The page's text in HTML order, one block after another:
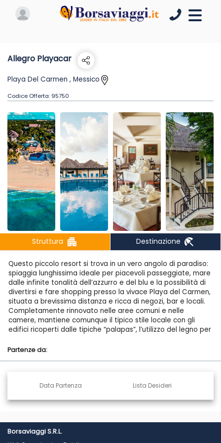
Allegro Playacar
Playa Del Carmen , Messico
Codice Offerta: 95750
Struttura apartment Destinazione beach_access
Questo piccolo resort si trova in un vero angolo di paradiso:
spiaggia lunghissima ideale per piacevoli passeggiate, mare
dalle infinite tonalità dell’azzurro e del blu e la possibilità di
divertirsi e fare shopping presso la vivace Playa del Carmen,
situata a brevissima distanza e ricca di negozi, bar e locali.
Completamente rinnovato nelle aree comuni e nelle
camere, mantiene comunque il tipico stile locale con gli
edifici ricoperti dalle tipiche “palapas”, l’utilizzo del legno per
ricoperte dalle tipiche “palapas”, fino a raggiungere le tre
L’ampia spiaggia di sabbia bianca e fine si trova proprio
davanti al resort ed è ombreggiata da alte palme. Sono
Partenze da:
Data Partenza Lista Desideri
Borsaviaggi S.R.L.